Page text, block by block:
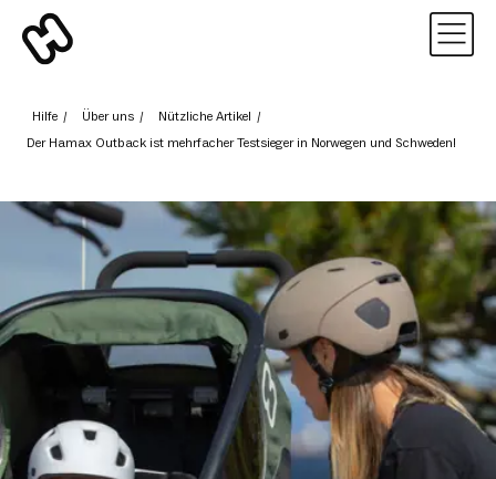
Hilfe / Über uns / Nützliche Artikel /
Der Hamax Outback ist mehrfacher Testsieger in Norwegen und Schweden!